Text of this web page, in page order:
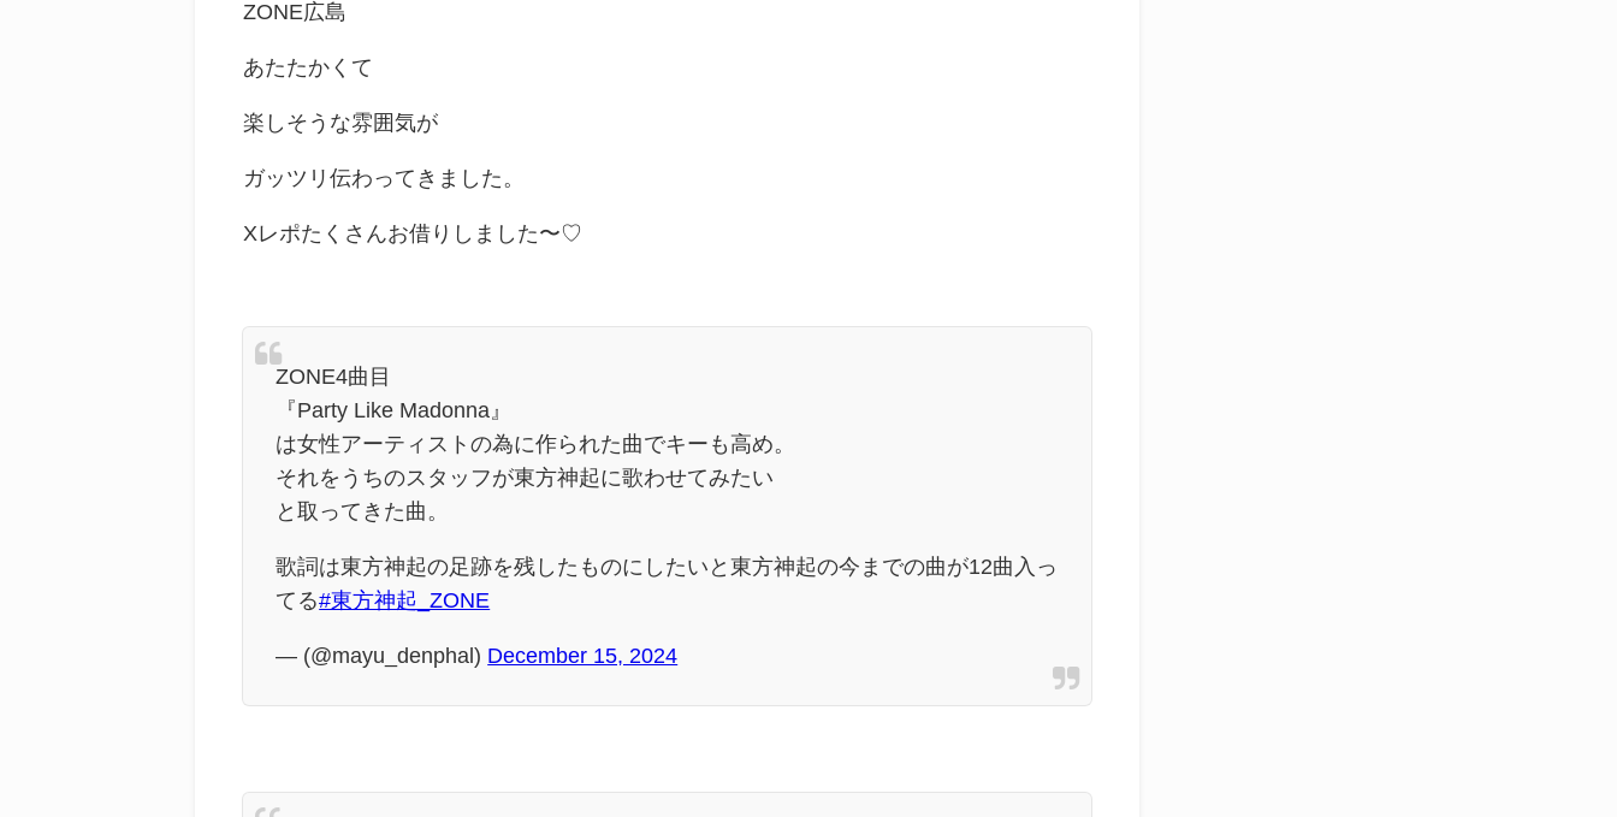
ZONE広島
あたたかくて
楽しそうな雰囲気が
ガッツリ伝わってきました。
Xレポたくさんお借りしました〜♡
ZONE4曲目
『Party Like Madonna』
は女性アーティストの為に作られた曲でキーも高め。
それをうちのスタッフが東方神起に歌わせてみたい
と取ってきた曲。
歌詞は東方神起の足跡を残したものにしたいと東方神起の今までの曲が12曲入っ
てる#東方神起_ZONE
— (@mayu_denphal) December 15, 2024